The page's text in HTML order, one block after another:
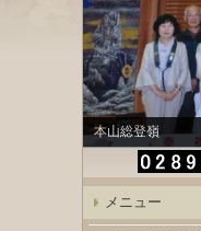
本山総登嶺
メニュー